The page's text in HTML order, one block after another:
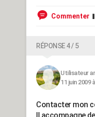
Commenter
RÉPONSE 4 / 5
Utilisateur
11 juin 2009
Contacter mon